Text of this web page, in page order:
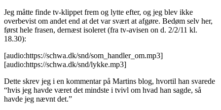
Jeg måtte finde tv-klippet frem og lytte efter, og jeg blev ikke
overbevist om andet end at det var svært at afgøre. Bedøm selv her,
først hele frasen, dernæst isoleret (fra tv-avisen on d. 2/2/11 kl.
18.30):
[audio:https://schwa.dk/snd/som_handler_om.mp3]
[audio:https://schwa.dk/snd/lykke.mp3]
Dette skrev jeg i en kommentar på Martins blog, hvortil han svarede
“hvis jeg havde været det mindste i tvivl om hvad han sagde, så
havde jeg nævnt det.”